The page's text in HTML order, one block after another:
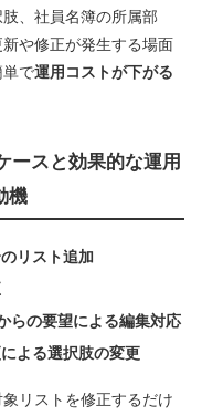
、社員名簿の所属部
や修正が発生する場面
単で運用コストが下がる
ースと効果的な運用
機
リスト追加
らの要望による編集対応
よる選択肢の変更
リストを修正するだけ